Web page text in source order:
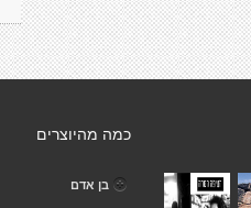
כמה מהיוצרים
בן אדם